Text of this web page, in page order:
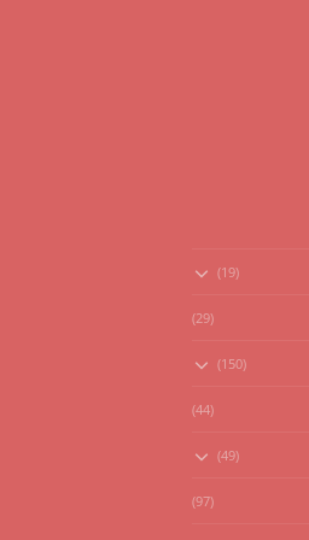
(19)
(29)
(150)
(44)
(49)
(97)